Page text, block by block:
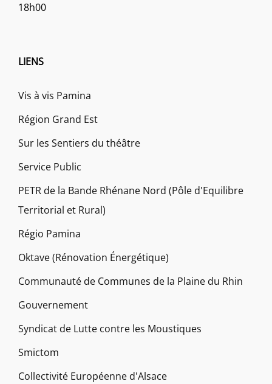
18h00
LIENS
Vis à vis Pamina
Région Grand Est
Sur les Sentiers du théâtre
Service Public
PETR de la Bande Rhénane Nord (Pôle d'Equilibre
Territorial et Rural)
Régio Pamina
Oktave (Rénovation Énergétique)
Communauté de Communes de la Plaine du Rhin
Gouvernement
Syndicat de Lutte contre les Moustiques
Smictom
Collectivité Européenne d'Alsace